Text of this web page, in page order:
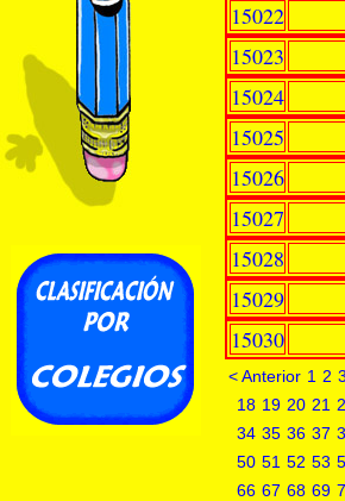
15022
15023
15024
15025
15026
15027
15028
15029
15030
< Anterior 1 2
18 19 20 21
34 35 36 37
50 51 52 53
66 67 68 69